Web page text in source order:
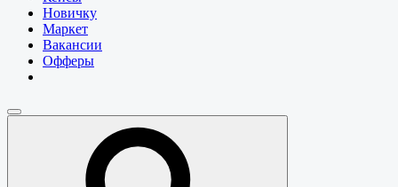
Новичку
Маркет
Вакансии
Офферы